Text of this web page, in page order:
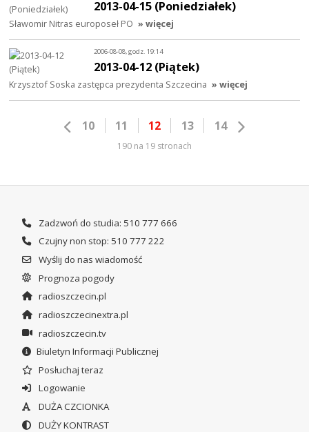
2013-04-15 (Poniedziałek)
Sławomir Nitras europoseł PO » więcej
2006-08-08, godz. 19:14
2013-04-12 (Piątek)
Krzysztof Soska zastępca prezydenta Szczecina » więcej
10 11 12 13 14
190 na 19 stronach
Zadzwoń do studia: 510 777 666
Czujny non stop: 510 777 222
Wyślij do nas wiadomość
Prognoza pogody
radioszczecin.pl
radioszczecinextra.pl
radioszczecin.tv
Biuletyn Informacji Publicznej
Posłuchaj teraz
Logowanie
DUŻA CZCIONKA
DUŻY KONTRAST